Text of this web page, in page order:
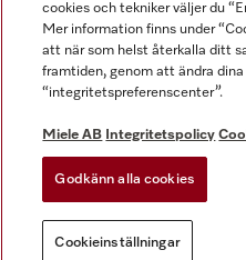
Allmänna villkor
Användarvillkor
Miele tillgänglighetsförklaring
Lagen om digitala tjänster
cookies och tekniker väljer du
Mer information finns under
att när som helst återkalla ditt
framtiden, genom att ändra
“integritetspreferenscenter”.
Miele AB Integritetspolicy
Godkänn alla cookies
Cookieinställningar